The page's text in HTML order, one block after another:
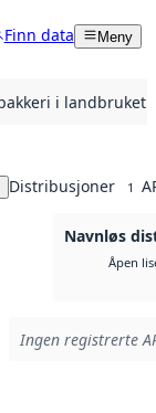
Finn data Meny
i landbruket
Distribusjoner 1
Navnløs
Åpen
Ingen registrerte